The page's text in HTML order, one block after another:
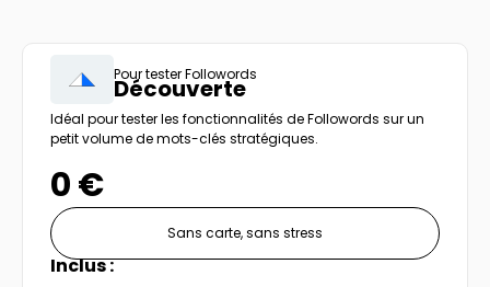
Pour tester Followords
Découverte
Idéal pour tester les fonctionnalités de Followords sur un
petit volume de mots-clés stratégiques.
0 €
Sans carte, sans stress
Inclus :